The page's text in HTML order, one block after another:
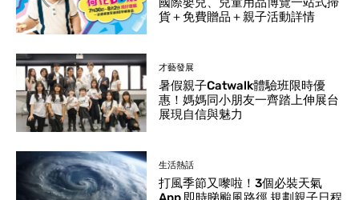
貨＋免費贈品＋親子活動詳情
才藝發展
暑假親子Catwalk體驗班限時優
惠！媽媽同小朋友一齊踏上伸展台
展現自信與魅力
生活熱話
打風季節又嚟啦！3個必裝天氣